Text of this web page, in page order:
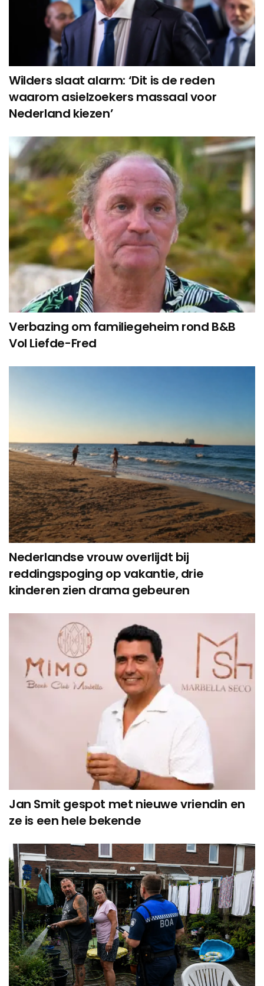
Wilders slaat alarm: ‘Dit is de reden
waarom asielzoekers massaal voor
Nederland kiezen’
Verbazing om familiegeheim rond B&B
Vol Liefde-Fred
Nederlandse vrouw overlijdt bij
reddingspoging op vakantie, drie
kinderen zien drama gebeuren
Jan Smit gespot met nieuwe vriendin en
ze is een hele bekende